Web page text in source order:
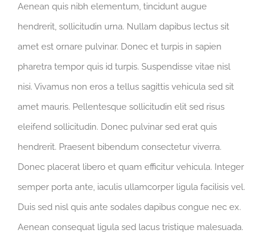
Aenean quis nibh elementum, tincidunt augue
hendrerit, sollicitudin urna. Nullam dapibus lectus sit
amet est ornare pulvinar. Donec et turpis in sapien
pharetra tempor quis id turpis. Suspendisse vitae nisl
nisi. Vivamus non eros a tellus sagittis vehicula sed sit
amet mauris. Pellentesque sollicitudin elit sed risus
eleifend sollicitudin. Donec pulvinar sed erat quis
hendrerit. Praesent bibendum consectetur viverra.
Donec placerat libero et quam efficitur vehicula. Integer
semper porta ante, iaculis ullamcorper ligula facilisis vel.
Duis sed nisl quis ante sodales dapibus congue nec ex.
Aenean consequat ligula sed lacus tristique malesuada.